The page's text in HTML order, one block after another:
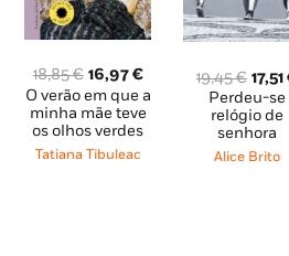
18,85€ O
preço
original
era:
18,85 €.
16,97€O
preço
atual
é:
O verão em que a
minha mãe teve
os olhos verdes
Tatiana Tibuleac
19,45€ O
preço
era:
17,51
Perdeu-se
relógio de
senhora
Alice Brito